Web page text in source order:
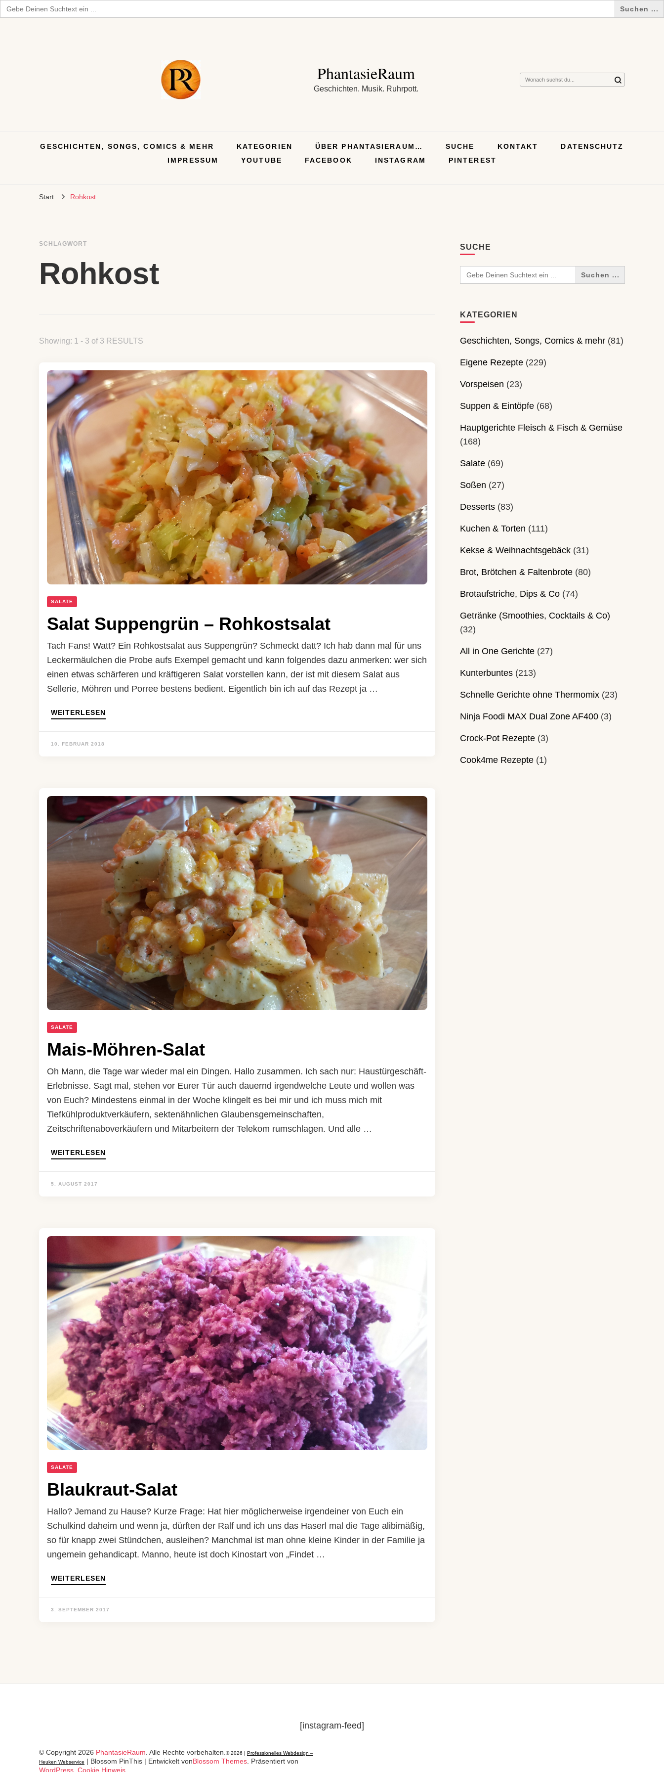
Search
for:
PhantasieRaum
Geschichten. Musik. Ruhrpott.
Suchst
GESCHICHTEN, SONGS, COMICS & MEHR KATEGORIEN ÜBER PHANTASIERAUM… SUCHE KONTAKT
DATENSCHUTZ
IMPRESSUM
YOUTUBE FACEBOOK INSTAGRAM PINTEREST
Start Rohkost
SCHLAGWORT
Rohkost
Showing: 1 - 3 of 3 RESULTS
SALATE
Salat Suppengrün – Rohkostsalat
Tach Fans! Watt? Ein Rohkostsalat aus Suppengrün? Schmeckt datt? Ich hab dann mal für uns
Leckermäulchen die Probe aufs Exempel gemacht und kann folgendes dazu anmerken: wer sich
einen etwas schärferen und kräftigeren Salat vorstellen kann, der ist mit diesem Salat aus
Sellerie, Möhren und Porree bestens bedient. Eigentlich bin ich auf das Rezept ja …
WEITERLESEN
10. FEBRUAR 2018
SALATE
Mais-Möhren-Salat
Oh Mann, die Tage war wieder mal ein Dingen. Hallo zusammen. Ich sach nur: Haustürgeschäft-
Erlebnisse. Sagt mal, stehen vor Eurer Tür auch dauernd irgendwelche Leute und wollen was
von Euch? Mindestens einmal in der Woche klingelt es bei mir und ich muss mich mit
Tiefkühlproduktverkäufern, sektenähnlichen Glaubensgemeinschaften,
Zeitschriftenaboverkäufern und Mitarbeitern der Telekom rumschlagen. Und alle …
WEITERLESEN
5. AUGUST 2017
SALATE
Blaukraut-Salat
Hallo? Jemand zu Hause? Kurze Frage: Hat hier möglicherweise irgendeiner von Euch ein
Schulkind daheim und wenn ja, dürften der Ralf und ich uns das Haserl mal die Tage alibimäßig,
so für knapp zwei Stündchen, ausleihen? Manchmal ist man ohne kleine Kinder in der Familie ja
ungemein gehandicapt. Manno, heute ist doch Kinostart von „Findet …
WEITERLESEN
3. SEPTEMBER 2017
SUCHE
Search
for:
KATEGORIEN
Geschichten, Songs, Comics & mehr(81)
Eigene Rezepte(229)
Vorspeisen (23)
Suppen & Eintöpfe(68)
Hauptgerichte Fleisch & Fisch & Gemüse
(168)
Salate(69)
Soßen (27)
Desserts(83)
Kuchen & Torten (111)
Kekse & Weihnachtsgebäck(31)
Brot, Brötchen & Faltenbrote(80)
Brotaufstriche, Dips & Co(74)
Getränke (Smoothies, Cocktails & Co)
(32)
All in One Gerichte(27)
Kunterbuntes(213)
Schnelle Gerichte ohne Thermomix(23)
Ninja Foodi MAX Dual Zone AF400(3)
Crock-Pot Rezepte(3)
Cook4me Rezepte(1)
[instagram-feed]
© Copyright 2026 PhantasieRaum . Alle Rechte vorbehalten. © 2026 | Professionelles Webdesign –
Heuken Webservice | Blossom PinThis | Entwickelt vonBlossom Themes . Präsentiert von
WordPress Cookie Hinweis